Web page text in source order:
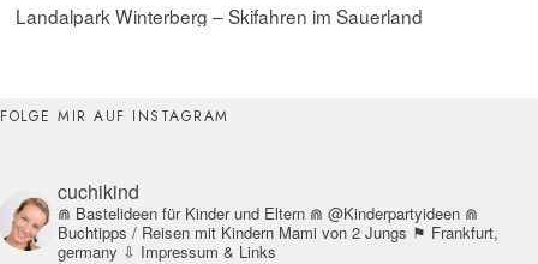
Landalpark Winterberg – Skifahren im Sauerland
FOLGE MIR AUF INSTAGRAM
cuchikind
⋒ Bastelideen für Kinder und Eltern ⋒ @Kinderpartyideen ⋒
Buchtipps / Reisen mit Kindern Mami von 2 Jungs ⚑ Frankfurt,
germany ⇩ Impressum & Links